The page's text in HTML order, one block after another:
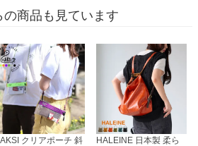
商品も見ています
クリアポーチ 斜
HALEINE 日本製 柔ら